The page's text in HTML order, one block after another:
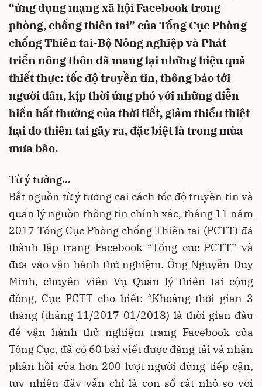
“ứng dụng mạng xã hội Facebook trong
phòng, chống thiên tai” của Tổng Cục Phòng
chống Thiên tai-Bộ Nông nghiệp và Phát
triển nông thôn đã mang lại những hiệu quả
thiết thực: tốc độ truyền tin, thông báo tới
người dân, kịp thời ứng phó với những diễn
biến bất thường của thời tiết, giảm thiểu thiệt
hại do thiên tai gây ra, đặc biệt là trong mùa
mưa bão.
Từ ý tưởng…
Bắt nguồn từ ý tưởng cải cách tốc độ truyền tin và
quản lý nguồn thông tin chính xác, tháng 11 năm
2017 Tổng Cục Phòng chống Thiên tai (PCTT) đã
thành lập trang Facebook “Tổng cục PCTT” và
đưa vào vận hành thử nghiệm. Ông Nguyễn Duy
Minh, chuyên viên Vụ Quản lý thiên tai cộng
đồng, Cục PCTT cho biết: “Khoảng thời gian 3
tháng (tháng 11/2017-01/2018) là thời gian đầu
để vận hành thử nghiệm trang Facebook của
Tổng Cục, đã có 60 bài viết được đăng tải và nhận
phản hồi của hơn 200 lượt người dùng tiếp cận,
tuy nhiên đây vẫn chỉ là con số rất nhỏ so với